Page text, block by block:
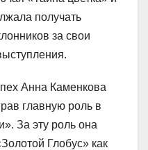
получать
за свои
Анна Каменкова
главную роль в
За эту роль она
Глобус» как